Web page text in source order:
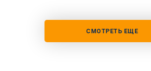
СМОТРЕТЬ ЕЩЕ